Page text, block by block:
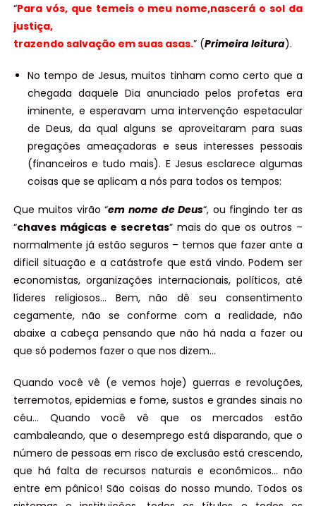
“Para vós, que temeis o meu nome,nascerá o sol da
justiça,
trazendo salvação em suas asas.” (Primeira leitura).
No tempo de Jesus, muitos tinham como certo que a
chegada daquele Dia anunciado pelos profetas era
iminente, e esperavam uma intervenção espetacular
de Deus, da qual alguns se aproveitaram para suas
pregações ameaçadoras e seus interesses pessoais
(financeiros e tudo mais). E Jesus esclarece algumas
coisas que se aplicam a nós para todos os tempos:
Que muitos virão “em nome de Deus“, ou fingindo ter as
“chaves mágicas e secretas” mais do que os outros –
normalmente já estão seguros – temos que fazer ante a
dificil situação e a catástrofe que está vindo. Podem ser
economistas, organizações internacionais, políticos, até
líderes religiosos… Bem, não dê seu consentimento
cegamente, não se conforme com a realidade, não
abaixe a cabeça pensando que não há nada a fazer ou
que só podemos fazer o que nos dizem…
Quando você vê (e vemos hoje) guerras e revoluções,
terremotos, epidemias e fome, sustos e grandes sinais no
céu… Quando você vê que os mercados estão
cambaleando, que o desemprego está disparando, que o
número de pessoas em risco de exclusão está crescendo,
que há falta de recursos naturais e econômicos… não
entre em pânico! São coisas do nosso mundo. Todos os